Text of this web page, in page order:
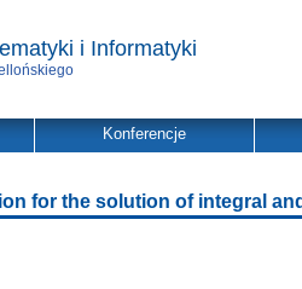
i Informatyki
Konferencje
for the solution of integral